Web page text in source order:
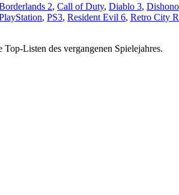
2, Call of Duty, Diablo 3,
, PS3, Resident Evil 6, Retro City
Listen des vergangenen Spielejahres.